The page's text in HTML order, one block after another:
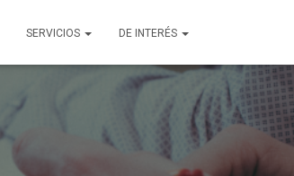
SERVICIOS DE INTERÉS